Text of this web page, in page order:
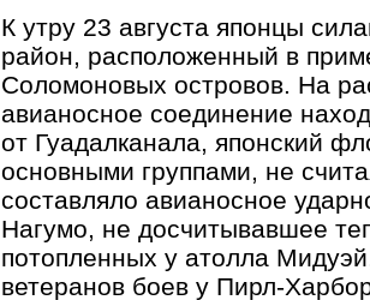
К yтpy 23 августа японцы
район, расположенный в
Соломоновых островов. На
авианосное соединение
от Гуадалканала, японский
основными группами, не
составляло авианосное
Нагумо, не досчитывавшее
потопленных у атолла
ветеранов боев у Пирл-